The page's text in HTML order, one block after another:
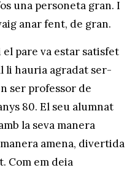
una personeta gran. I
anar fent, de gran.
pare va estar satisfet
li hauria agradat ser-
ser professor de
80. El seu alumnat
la seva manera
amena, divertida
Com em deia